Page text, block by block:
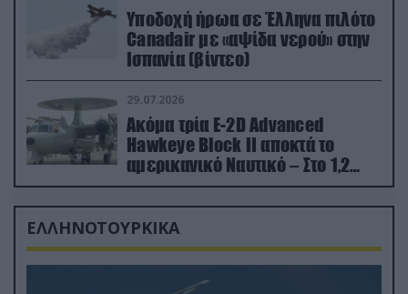
Υποδοχή ήρωα σε Έλληνα πιλότο
Canadair με «αψίδα νερού» στην
Ισπανία (βίντεο)
29.07.2026
Ακόμα τρία E-2D Advanced
Hawkeye Block II αποκτά το
αμερικανικό Ναυτικό – Στο 1,2
δισ.δολάρια το κόστος
ΕΛΛΗΝΟΤΟΥΡΚΙΚΑ